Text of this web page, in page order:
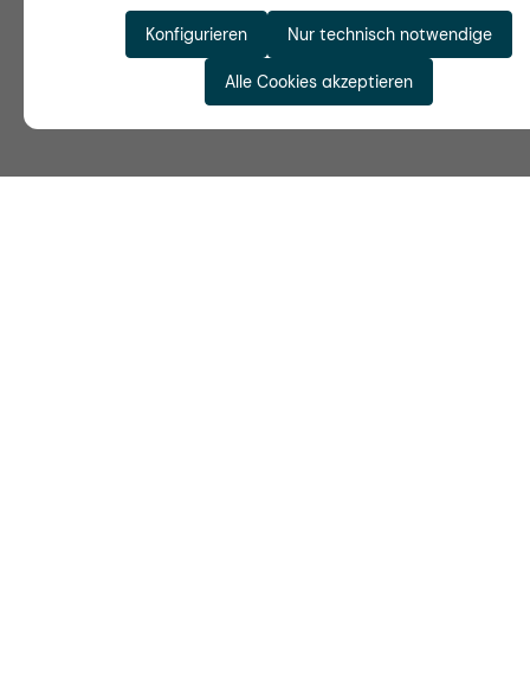
Nur technisch notwendige
Konfigurieren
Alle Cookies akzeptieren